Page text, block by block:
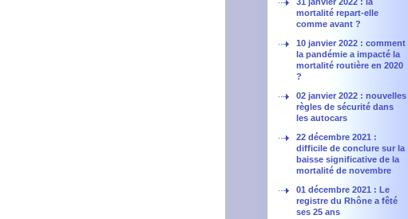
mortalité repart-elle
comme avant ?
10 janvier 2022 : comment
la pandémie a impacté la
mortalité routière en 2020
?
02 janvier 2022 : nouvelles
règles de sécurité dans
les autocars
22 décembre 2021 :
difficile de conclure sur la
baisse significative de la
mortalité de novembre
01 décembre 2021 : Le
registre du Rhône a fêté
ses 25 ans